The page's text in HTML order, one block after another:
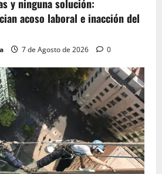
y ninguna solución:
acoso laboral e inacción del
7 de Agosto de 2026 0